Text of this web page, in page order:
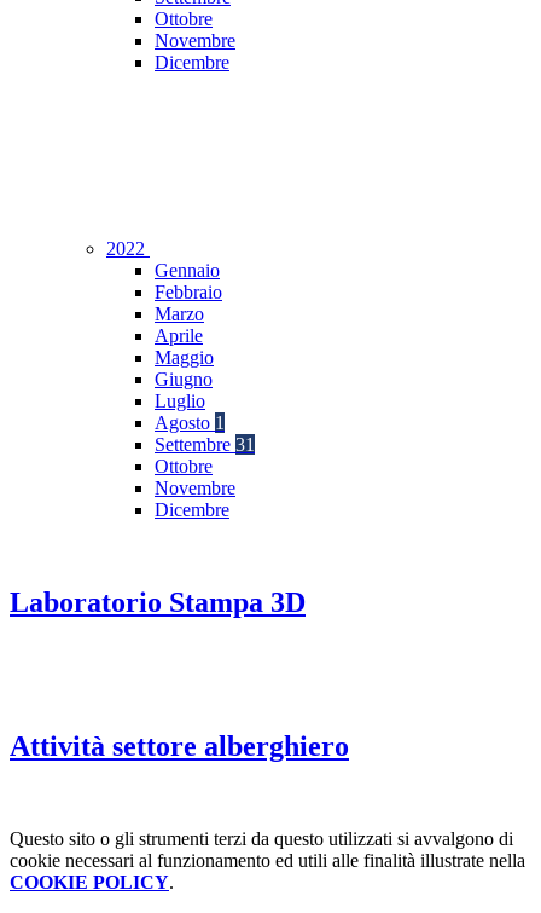
Ottobre
Novembre
Dicembre
2022
Gennaio
Febbraio
Marzo
Aprile
Maggio
Giugno
Luglio
Agosto 1
Settembre 31
Ottobre
Novembre
Dicembre
Laboratorio Stampa 3D
Attività settore alberghiero
Questo sito o gli strumenti terzi da questo utilizzati si avvalgono di
cookie necessari al funzionamento ed utili alle finalità illustrate nella
COOKIE POLICY.